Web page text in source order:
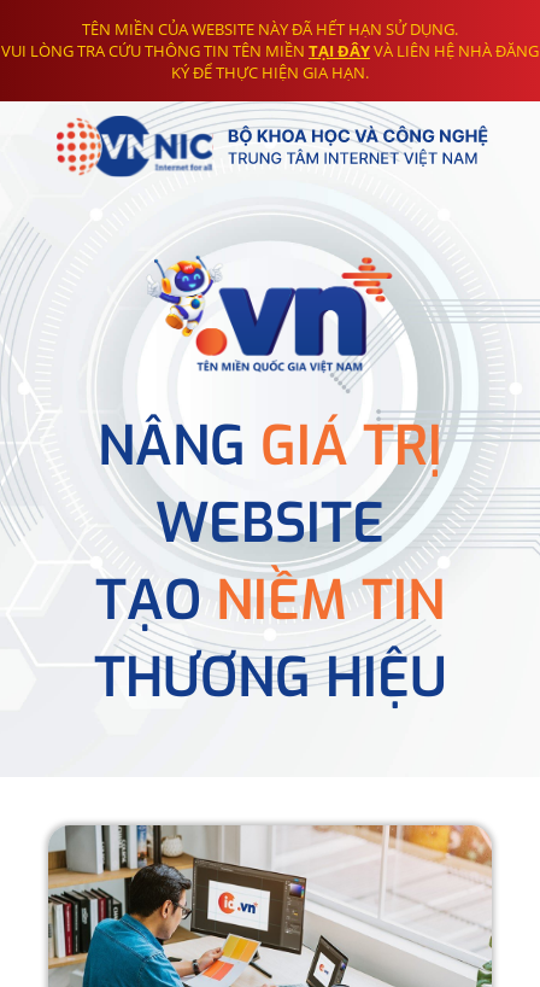
TÊN MIỀN CỦA WEBSITE NÀY ĐÃ HẾT HẠN SỬ DỤNG.
VUI LÒNG TRA CỨU THÔNG TIN TÊN MIỀN TẠI ĐÂYVÀ LIÊN HỆ NHÀ ĐĂNG
KÝ ĐỂ THỰC HIỆN GIA HẠN.
NÂNG GIÁ TRỊ
WEBSITE
TẠONIỀM TIN
THƯƠNG HIỆU